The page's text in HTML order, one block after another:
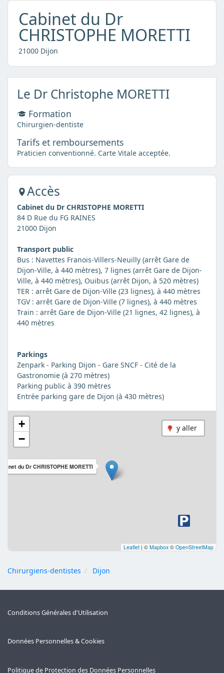
Cabinet du Dr
CHRISTOPHE MORETTI
21000 Dijon
Le Dr Christophe MORETTI
Formation
Chirurgien-dentiste
Tarifs et remboursements
Praticien conventionné. Carte Vitale acceptée.
Accès
Cabinet du Dr CHRISTOPHE MORETTI
84 D Rue du FG RAINES
21000 Dijon
Transport public
Bus : Navettes Franois-Villers-Neuilly (arrêt Gare de
Dijon-Ville, à 440 mètres), 7 lignes (arrêt Gare de Dijon-
Ville, à 440 mètres), Ouibus (arrêt Dijon, à 520 mètres)
TER : arrêt Gare de Dijon-Ville (23 lignes), à 440 mètres
TGV : arrêt Gare de Dijon-Ville (7 lignes), à 440 mètres
Train : arrêt Gare de Dijon-Ville (21 lignes, 42 lignes), à
440 mètres
Parkings
Zenpark - Parking Dijon - Gare SNCF - Cité de la
Gastronomie (à 270 mètres)
Parking public à 390 mètres
Entrée parking gare de Dijon (à 430 mètres)
y aller
du Dr CHRISTOPHE MORETTI
+
−
Leaflet | © Mapbox © OpenStreetMap
Chirurgiens-dentistes Dijon
Conditions Générales d'Utilisation
Données Personnelles & Cookies
Politique de Protection des Données Personnelles